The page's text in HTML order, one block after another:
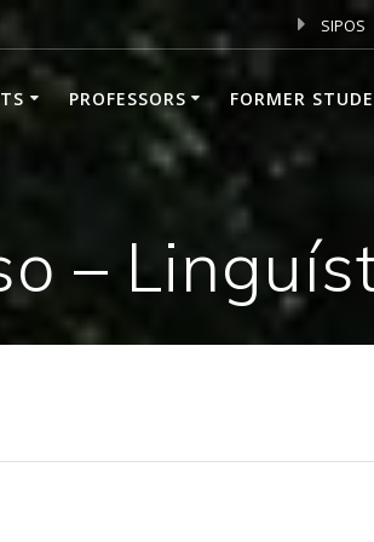
SIPOS
PROFESSORS FORMER
–